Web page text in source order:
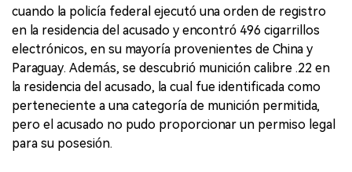
cuando la policía federal ejecutó una orden de registro
en la residencia del acusado y encontró 496 cigarrillos
electrónicos, en su mayoría provenientes de China y
Paraguay. Además, se descubrió munición calibre .22 en
la residencia del acusado, la cual fue identificada como
perteneciente a una categoría de munición permitida,
pero el acusado no pudo proporcionar un permiso legal
para su posesión.